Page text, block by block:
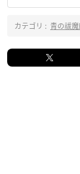
カテゴリ : 青の祓